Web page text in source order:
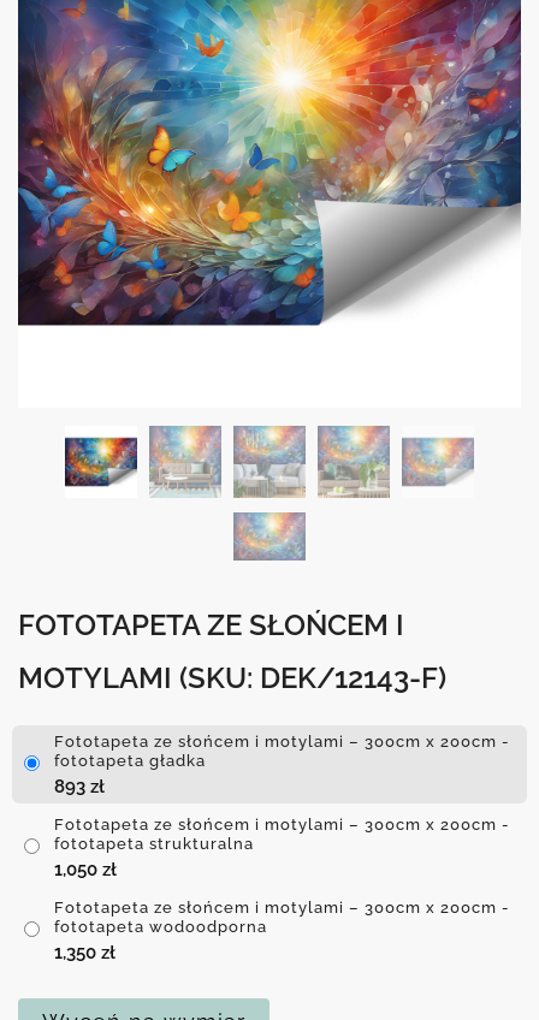
FOTOTAPETA ZE SŁOŃCEM I
MOTYLAMI (SKU: DEK/12143-F)
Fototapeta ze słońcem i motylami – 300cm x 200cm -
fototapeta gładka
893 zł
Fototapeta ze słońcem i motylami – 300cm x 200cm -
fototapeta strukturalna
1,050 zł
Fototapeta ze słońcem i motylami – 300cm x 200cm -
fototapeta wodoodporna
1,350 zł